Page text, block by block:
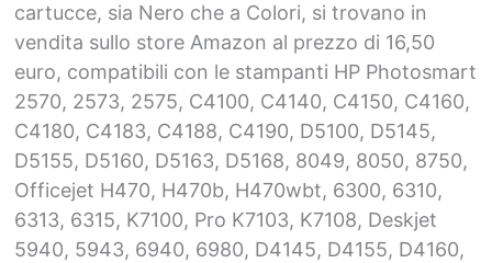
cartucce, sia Nero che a Colori, si trovano in
vendita sullo store Amazon al prezzo di 16,50
euro, compatibili con le stampanti HP Photosmart
2570, 2573, 2575, C4100, C4140, C4150, C4160,
C4180, C4183, C4188, C4190, D5100, D5145,
D5155, D5160, D5163, D5168, 8049, 8050, 8750,
Officejet H470, H470b, H470wbt, 6300, 6310,
6313, 6315, K7100, Pro K7103, K7108, Deskjet
5940, 5943, 6940, 6980, D4145, D4155, D4160,